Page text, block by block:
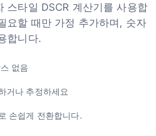
스타일 DSCR 계산기를 사용합
요할 때만 가정 추가하며, 숫자
합니다.
없음
거나 추정하세요
손쉽게 전환합니다.